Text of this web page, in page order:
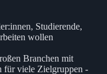
Studierende,
wollen
Branchen mit
für viele Zielgruppen -